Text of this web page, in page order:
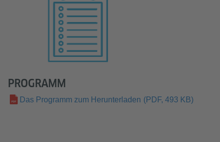
PROGRAMM
Das Programm zum Herunterladen (PDF, 493 KB)